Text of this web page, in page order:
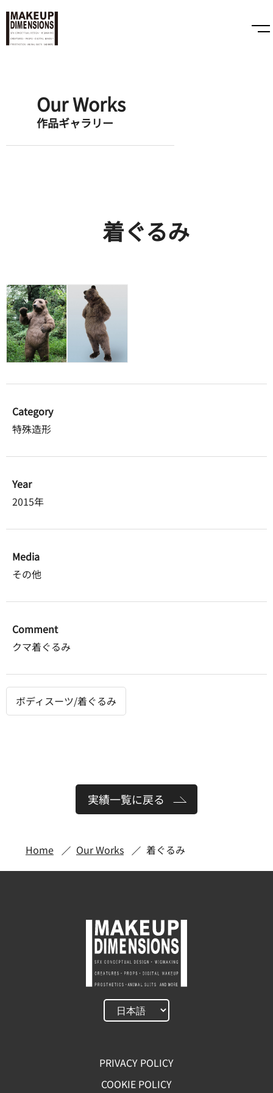
Our Works
作品ギャラリー
着ぐるみ
Category
特殊造形
Year
2015年
Media
その他
Comment
クマ着ぐるみ
ボディスーツ/着ぐるみ
実績一覧に戻る
Home Our Works 着ぐるみ
PRIVACY POLICY
COOKIE POLICY